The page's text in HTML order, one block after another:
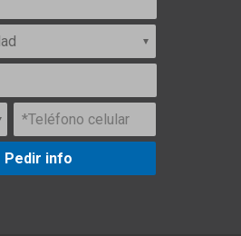
Pedir info